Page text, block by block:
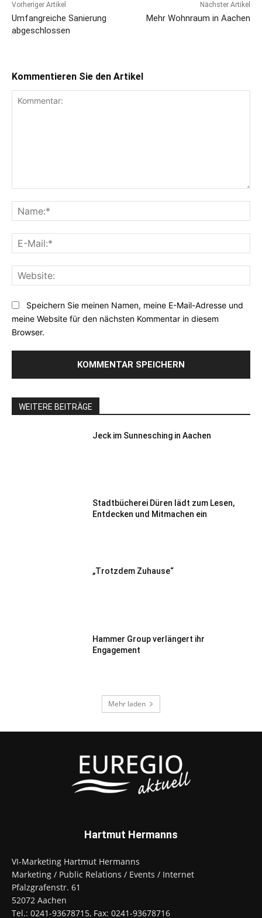
Vorheriger Artikel
Umfangreiche Sanierung
abgeschlossen
Nächster Artikel
Mehr Wohnraum in Aachen
Kommentieren Sie den Artikel
Speichern Sie meinen Namen, meine E-Mail-Adresse und
meine Website für den nächsten Kommentar in diesem
Browser.
WEITERE BEITRÄGE
Jeck im Sunnesching in Aachen
Stadtbücherei Düren lädt zum Lesen,
Entdecken und Mitmachen ein
„Trotzdem Zuhause“
Hammer Group verlängert ihr
Engagement
Mehr laden
Hartmut Hermanns
VI-Marketing Hartmut Hermanns
Marketing / Public Relations / Events / Internet
Pfalzgrafenstr. 61
52072 Aachen
Tel.: 0241-93678715, Fax: 0241-93678716